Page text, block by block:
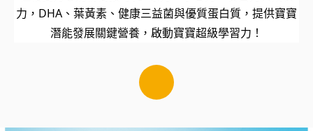
力，DHA、葉黃素、健康三益菌與優質蛋白質，提供寶寶
潛能發展關鍵營養，啟動寶寶超級學習力！